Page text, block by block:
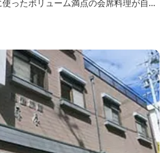
ったボリューム満点の会席料理が自
泉が満喫できるお風呂は、伊勢志摩最